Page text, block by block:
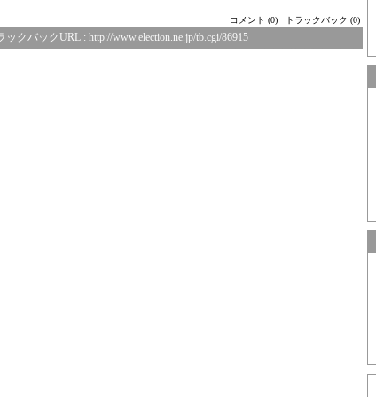
コメント (0) トラックバック (0)
ックバックURL : http://www.election.ne.jp/tb.cgi/86915